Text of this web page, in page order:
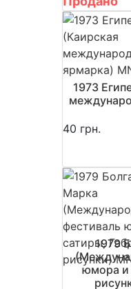
1973
40 грн.
1979
юмора и